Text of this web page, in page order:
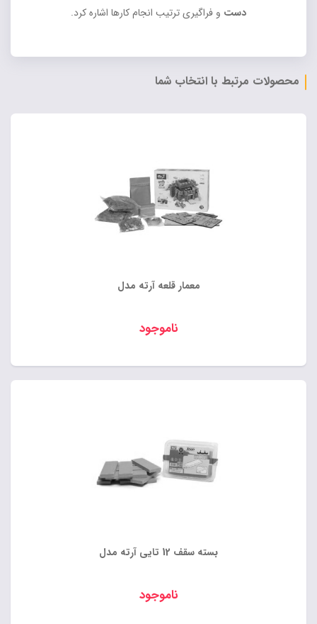
دست و فراگیری ترتیب انجام کارها اشاره کرد.
محصولات مرتبط با انتخاب شما
معمار قلعه آرته مدل
ناموجود
بسته سقف 12 تایی آرته مدل
ناموجود